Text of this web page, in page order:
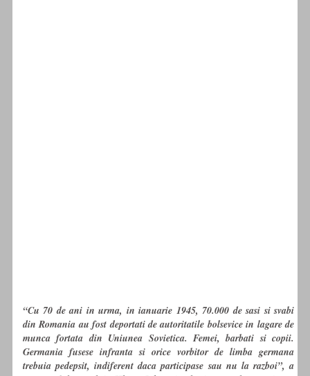
“Cu 70 de ani in urma, in ianuarie 1945, 70.000 de sasi si svabi
din Romania au fost deportati de autoritatile bolsevice in lagare de
munca fortata din Uniunea Sovietica. Femei, barbati si copii.
Germania fusese infranta si orice vorbitor de limba germana
trebuia pedepsit, indiferent daca participase sau nu la razboi”, a